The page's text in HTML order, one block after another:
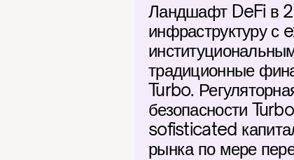
Ландшафт DeFi в
инфраструктуру с
традиционные
Turbo.
безопасности
sofisticated
рынка по мере